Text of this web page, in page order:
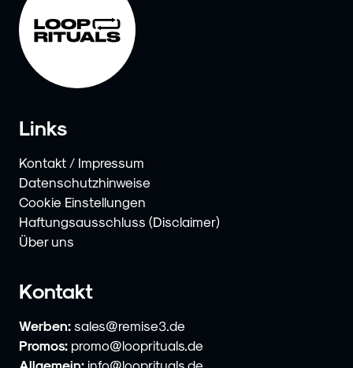
Links
Kontakt / Impressum
Datenschutzhinweise
Cookie Einstellungen
Haftungsausschluss (Disclaimer)
Über uns
Kontakt
Werben: sales@remise3.de
Promos: promo@looprituals.de
Allgemein: info@looprituals.de